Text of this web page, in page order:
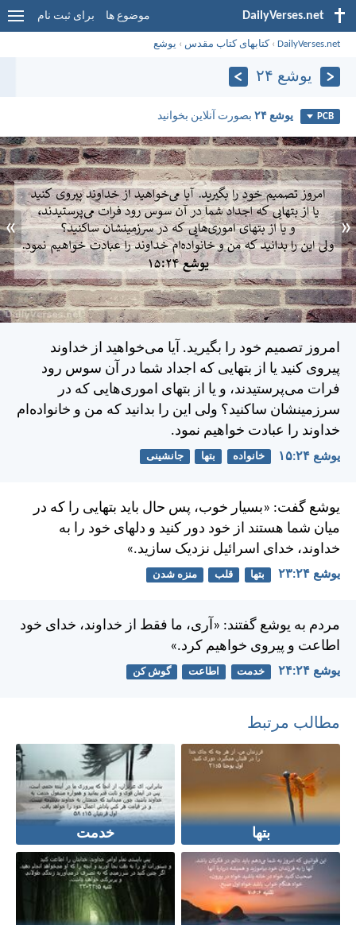
DailyVerses.net موضوع ها برای ثبت نام
DailyVerses.net
›کتابهای کتاب مقدس › يوشع
يوشع ۲۴
PCB يوشع ۲۴ بصورت آنلاین بخوانید
«
»
امروز تصميم خود را بگيريد. آيا می‌خواهيد از خداوند
پيروی كنيد يا از بتهايی كه اجداد شما در آن سوس رود
فرات می‌پرستيدند، و يا از بتهای اموری‌هايی كه در
سرزمينشان ساكنيد؟ ولی اين را بدانيد كه من و خانواده‌ام
خداوند را عبادت خواهيم نمود.
يوشع ۲۴:‏۱۵ خانواده بتها جانشینی
يوشع گفت: «بسيار خوب، پس حال بايد بتهايی را كه در
ميان شما هستند از خود دور كنيد و دلهای خود را به
خداوند، خدای اسرائيل نزديک سازيد.»
يوشع ۲۴:‏۲۳ بتها قلب منزه شدن
مردم به يوشع گفتند: «آری، ما فقط از خداوند، خدای خود
اطاعت و پيروی خواهيم كرد.»
يوشع ۲۴:‏۲۴ خدمت اطاعت گوش کن
مطالب مرتبط
بتها خدمت